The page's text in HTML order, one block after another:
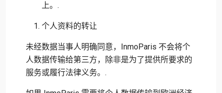
上。.
个人资料的转让
未经数据当事人明确同意，InmoParis 不会将个
人数据传输给第三方，除非是为了提供所要求的
服务或履行法律义务。.